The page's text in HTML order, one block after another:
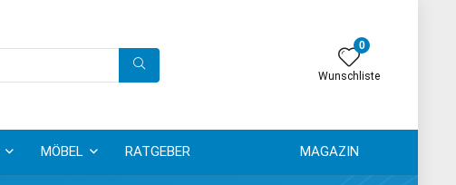
0
Wunschliste
MÖBEL RATGEBER MAGAZIN